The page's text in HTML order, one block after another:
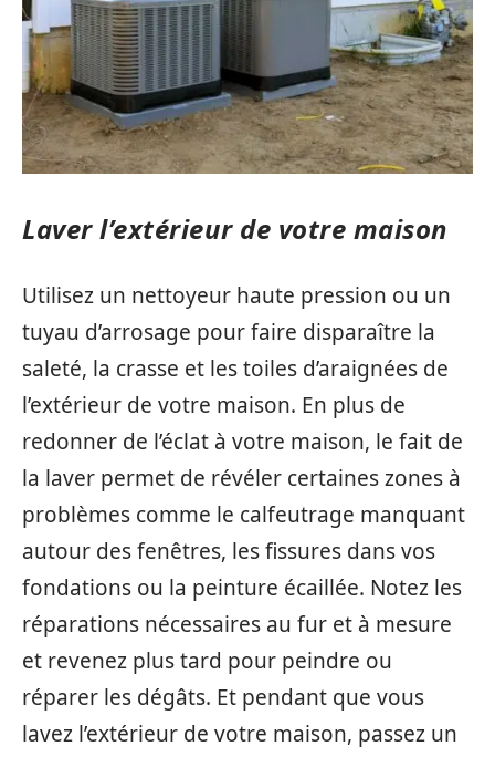
Laver l’extérieur de votre maison
Utilisez un nettoyeur haute pression ou un
tuyau d’arrosage pour faire disparaître la
saleté, la crasse et les toiles d’araignées de
l’extérieur de votre maison. En plus de
redonner de l’éclat à votre maison, le fait de
la laver permet de révéler certaines zones à
problèmes comme le calfeutrage manquant
autour des fenêtres, les fissures dans vos
fondations ou la peinture écaillée. Notez les
réparations nécessaires au fur et à mesure
et revenez plus tard pour peindre ou
réparer les dégâts. Et pendant que vous
lavez l’extérieur de votre maison, passez un